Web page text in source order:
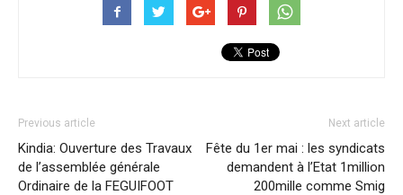
Previous article
Kindia: Ouverture des Travaux
de l’assemblée générale
Ordinaire de la FEGUIFOOT
Next article
Fête du 1er mai : les syndicats
demandent à l’Etat 1million
200mille comme Smig